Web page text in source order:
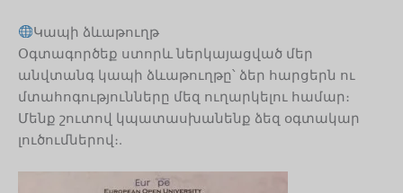
Կապի ձևաթուղթ
Օգտագործեք ստորև ներկայացված մեր
անվտանգ կապի ձևաթուղթը՝ ձեր հարցերն ու
մտահոգությունները մեզ ուղարկելու համար։
Մենք շուտով կպատասխանենք ձեզ օգտակար
լուծումներով։.